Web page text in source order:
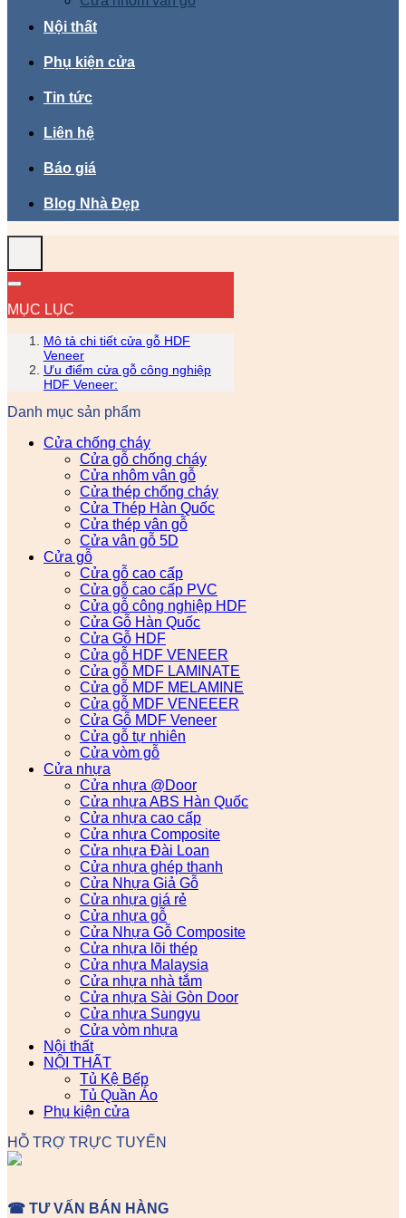
Nội thất
Phụ kiện cửa
Tin tức
Liên hệ
Báo giá
Blog Nhà Đẹp
MỤC LỤC
Mô tả chi tiết cửa gỗ HDF
Veneer
Ưu điểm cửa gỗ công nghiệp
HDF Veneer:
Danh mục sản phẩm
Cửa chống cháy
Cửa gỗ chống cháy
Cửa nhôm vân gỗ
Cửa thép chống cháy
Cửa Thép Hàn Quốc
Cửa thép vân gỗ
Cửa vân gỗ 5D
Cửa gỗ
Cửa gỗ cao cấp
Cửa gỗ cao cấp PVC
Cửa gỗ công nghiệp HDF
Cửa Gỗ Hàn Quốc
Cửa Gỗ HDF
Cửa gỗ HDF VENEER
Cửa gỗ MDF LAMINATE
Cửa gỗ MDF MELAMINE
Cửa gỗ MDF VENEEER
Cửa Gỗ MDF Veneer
Cửa gỗ tự nhiên
Cửa vòm gỗ
Cửa nhựa
Cửa nhựa @Door
Cửa nhựa ABS Hàn Quốc
Cửa nhựa cao cấp
Cửa nhựa Composite
Cửa nhựa Đài Loan
Cửa nhựa ghép thanh
Cửa Nhựa Giả Gỗ
Cửa nhựa giá rẻ
Cửa nhựa gỗ
Cửa Nhựa Gỗ Composite
Cửa nhựa lõi thép
Cửa nhựa Malaysia
Cửa nhựa nhà tắm
Cửa nhựa Sài Gòn Door
Cửa nhựa Sungyu
Cửa vòm nhựa
Nội thất
NỘI THẤT
Tủ Kệ Bếp
Tủ Quần Áo
Phụ kiện cửa
HỖ TRỢ TRỰC TUYẾN
☎ TƯ VẤN BÁN HÀNG